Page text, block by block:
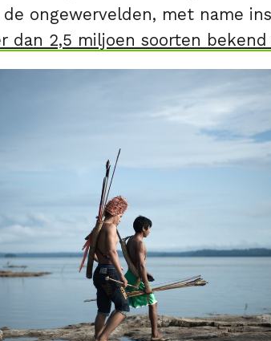
ongewervelden, met name
dan 2,5 miljoen soorten bekend